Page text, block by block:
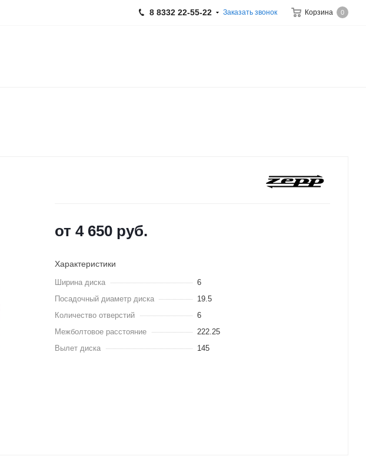
Корзина 0
8 8332 22-55-22 Заказать звонок
от 4 650 руб.
Характеристики
Ширина диска
6
Посадочный диаметр диска
19.5
Количество отверстий
6
Межболтовое расстояние
222.25
Вылет диска
145